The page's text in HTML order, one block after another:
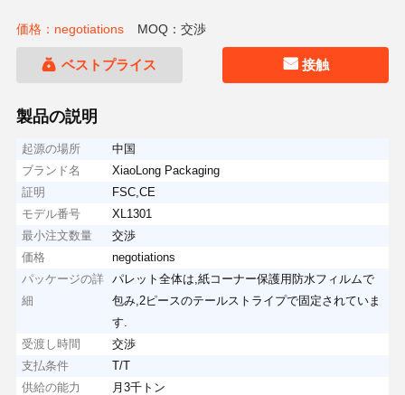
価格：negotiations MOQ：交渉
ベストプライス 接触
製品の説明
起源の場所
中国
ブランド名
XiaoLong Packaging
証明
FSC,CE
モデル番号
XL1301
最小注文数量
交渉
価格
negotiations
パッケージの詳
細
パレット全体は,紙コーナー保護用防水フィルムで
包み,2ピースのテールストライプで固定されていま
す.
受渡し時間
交渉
支払条件
T/T
供給の能力
月3千トン